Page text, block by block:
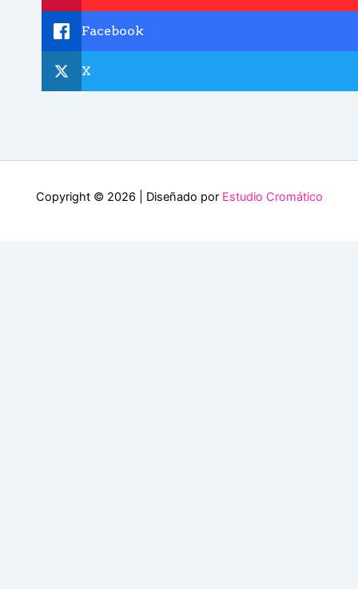
Facebook
X
Copyright © 2026 | Diseñado por Estudio Cromático